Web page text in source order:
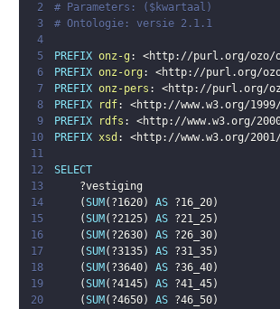
2
# Parameters: ($kwartaal)
3
# Ontologie: versie 2.1.1
4
5
PREFIX onz-g : <http://purl.org/ozo/
6
PREFIX onz-org : <http://purl.org/
7
PREFIX onz-pers : <http://purl.org/
8
PREFIX rdf: <http://www.w3.org/
9
PREFIX rdfs : <http://www.w3.org/
10
PREFIX xsd : <http://www.w3.org/2001/
11
12
SELECT
13
?vestiging
14
(SUM ( ?1620) AS ?16_20)
15
(SUM ( ?2125) AS ?21_25)
16
(SUM ( ?2630) AS ?26_30)
17
(SUM ( ?3135) AS ?31_35)
18
(SUM ( ?3640) AS ?36_40)
19
(SUM ( ?4145) AS ?41_45)
20
(SUM ( ?4650) AS ?46_50)